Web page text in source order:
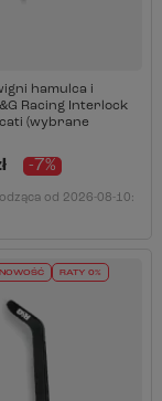
hamulca i
Racing Interlock
(wybrane
-7%
od 2026-08-10:
NOWOŚĆ RATY 0%